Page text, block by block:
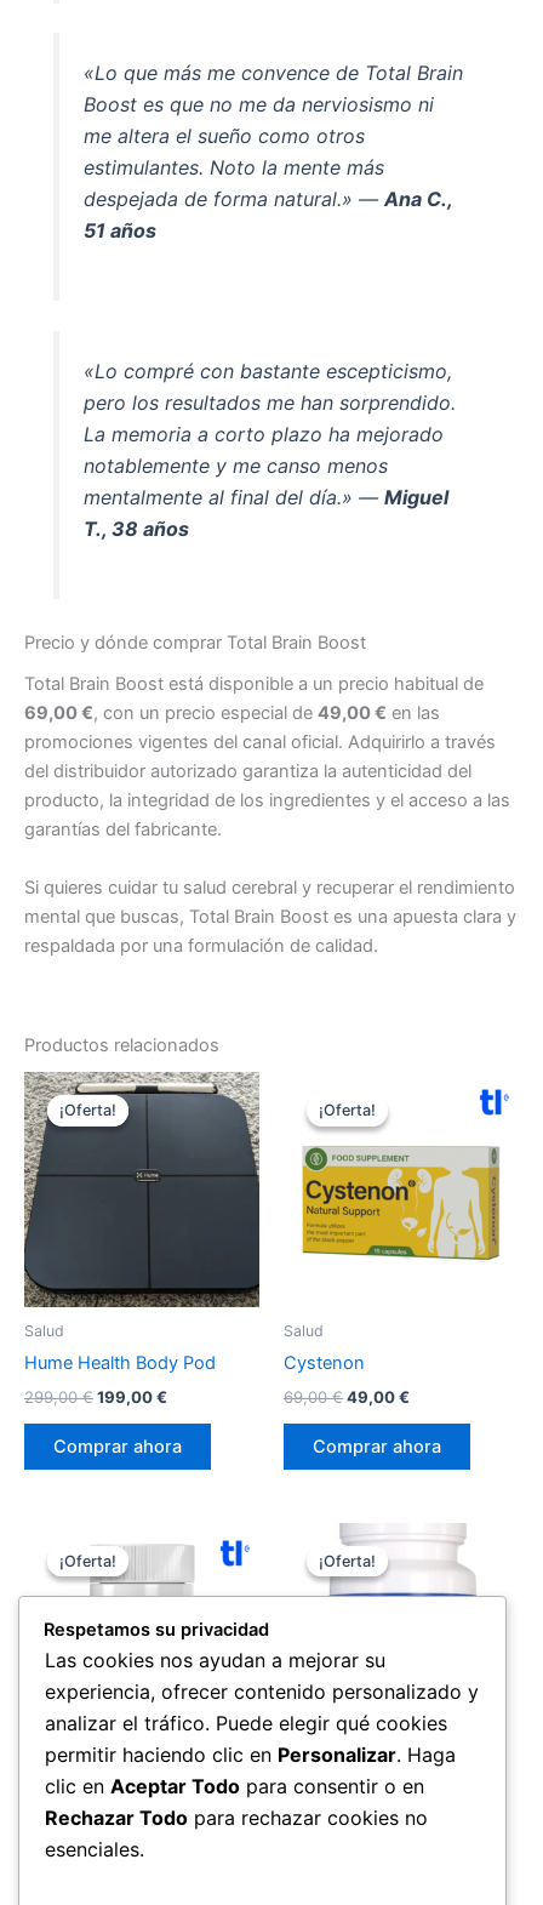
«Lo que más me convence de Total Brain
Boost es que no me da nerviosismo ni
me altera el sueño como otros
estimulantes. Noto la mente más
despejada de forma natural.» —Ana C.,
51 años
«Lo compré con bastante escepticismo,
pero los resultados me han sorprendido.
La memoria a corto plazo ha mejorado
notablemente y me canso menos
mentalmente al final del día.» —Miguel
T., 38 años
Precio y dónde comprar Total Brain Boost
Total Brain Boost está disponible a un precio habitual de
69,00 €, con un precio especial de 49,00 € en las
promociones vigentes del canal oficial. Adquirirlo a través
del distribuidor autorizado garantiza la autenticidad del
producto, la integridad de los ingredientes y el acceso a las
garantías del fabricante.
Si quieres cuidar tu salud cerebral y recuperar el rendimiento
mental que buscas, Total Brain Boost es una apuesta clara y
respaldada por una formulación de calidad.
Productos relacionados
¡Oferta!
¡Oferta!
Salud
Hume Health Body Pod
299,00€El
original
era:
199,00€
es:
Comprar ahora
¡Oferta!
¡Oferta!
Salud
Cystenon
69,00€El
original
era:
49,00€
es:
Comprar ahora
¡Oferta!
¡Oferta!
Salud
Cardio A
69,00€El
49,00
¡Oferta!
¡Oferta!
Salud
Flexopril Ultra
Respetamos su privacidad
Las cookies nos ayudan a mejorar su
experiencia, ofrecer contenido personalizado y
analizar el tráfico. Puede elegir qué cookies
permitir haciendo clic en Personalizar. Haga
clic en Aceptar Todo para consentir o en
Rechazar Todo para rechazar cookies no
esenciales.